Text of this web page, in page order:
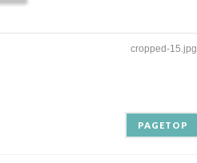
cropped-15.jpg
PAGETOP